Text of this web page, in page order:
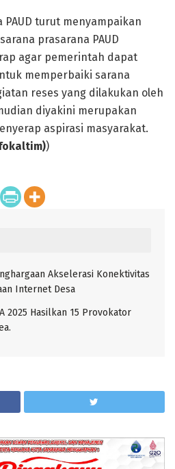
turut menyampaikan
prasarana PAUD
agar pemerintah dapat
memperbaiki sarana
reses yang dilakukan oleh
diyakini merupakan
aspirasi masyarakat.
)
Akselerasi Konektivitas
Internet Desa
2025 Hasilkan 15 Provokator